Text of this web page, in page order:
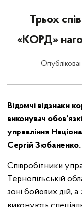
Трьох
«КОРД»
Відомчі відзнаки
виконувач
управління
Сергій Зюбаненко.
Співробітники
Тернопільській
зоні бойових дій, а